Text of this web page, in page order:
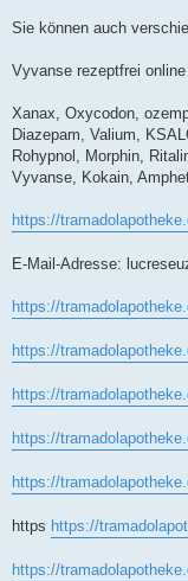
Sie können auch
Vyvanse rezeptfrei
Xanax, Oxycodon,
Diazepam, Valium,
Rohypnol, Morphin,
Vyvanse, Kokain,
https://
E-Mail-Adresse:
https://
https://
https://
https://
https://
https https://
https://